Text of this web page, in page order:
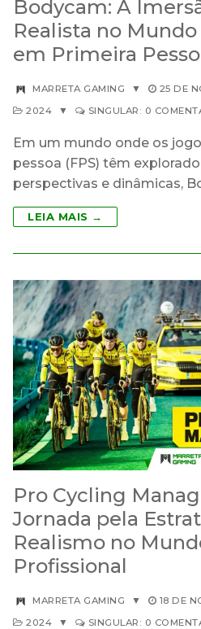
Bodycam: A
Realista no
em Primeira
MARRETA GAMING ▼ 25 DE
2024
▼ SINGULAR: 0
Em um mundo onde os
pessoa (FPS) têm
perspectivas e dinâmicas,
LEIA MAIS →
Pro Cycling
Jornada pela
Realismo no
Profissional
MARRETA GAMING ▼ 18 DE
2024
▼ SINGULAR: 0